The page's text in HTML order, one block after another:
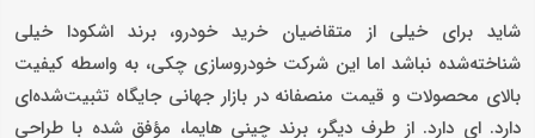
شاید برای خیلی از متقاضیان خرید خودرو، برند اشکودا خیلی
شناخته‌شده نباشد اما این شرکت خودروسازی چکی، به واسطه کیفیت
بالای محصولات و قیمت منصفانه در بازار جهانی جایگاه تثبیت‌شده‌ای
دارد. ‌ای دارد. از طرف دیگر، برند چینی هایما، مؤفق شده با طراحی